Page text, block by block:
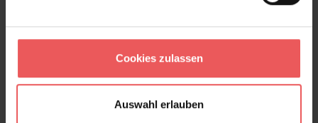
Cookies zulassen
Auswahl erlauben